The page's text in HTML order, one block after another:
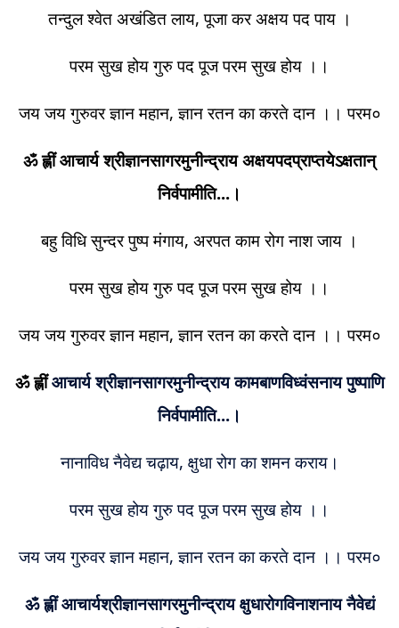
तन्दुल श्वेत अखंडित लाय, पूजा कर अक्षय पद पाय ।
परम सुख होय गुरु पद पूज परम सुख होय ।।
जय जय गुरुवर ज्ञान महान, ज्ञान रतन का करते दान ।। परम०
ॐ ह्लीं आचार्य श्रीज्ञानसागरमुनीन्द्राय अक्षयपदप्राप्तयेऽक्षतान्
निर्वपामीति...।
बहु विधि सुन्दर पुष्प मंगाय, अरपत काम रोग नाश जाय ।
परम सुख होय गुरु पद पूज परम सुख होय ।।
जय जय गुरुवर ज्ञान महान, ज्ञान रतन का करते दान ।। परम०
ॐ ह्लींआचार्य श्रीज्ञानसागरमुनीन्द्राय कामबाणविध्वंसनाय पुष्पाणि
निर्वपामीति...।
नानाविध नैवेद्य चढ़ाय, क्षुधा रोग का शमन कराय।
परम सुख होय गुरु पद पूज परम सुख होय ।।
जय जय गुरुवर ज्ञान महान, ज्ञान रतन का करते दान ।। परम०
ॐ ह्लीं आचार्यश्रीज्ञानसागरमुनीन्द्राय क्षुधारोगविनाशनाय नैवेद्यं